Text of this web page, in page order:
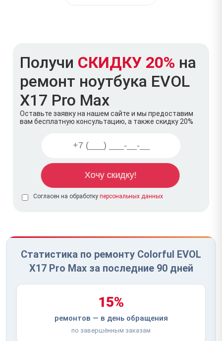
Получи СКИДКУ 20% на
ремонт ноутбука EVOL
X17 Pro Max
Оставьте заявку на нашем сайте и мы предоставим
вам бесплатную консультацию, а также скидку 20%
Согласен на обработку персональных данных
Статистика по ремонту Colorful EVOL
X17 Pro Max за последние 90 дней
15%
ремонтов — в день обращения
по завершённым заказам